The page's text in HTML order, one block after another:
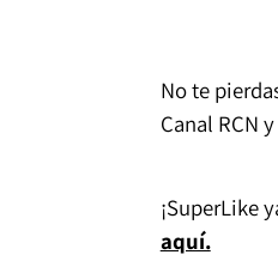
No te
Canal RCN
¡SuperLike
aquí.